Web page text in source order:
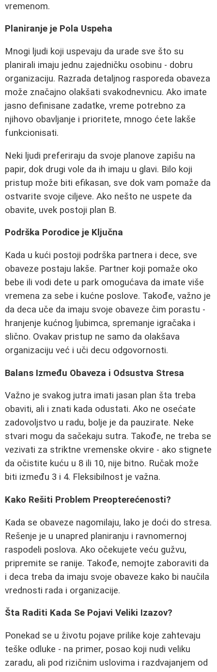
vremenom.
Planiranje je Pola Uspeha
Mnogi ljudi koji uspevaju da urade sve što su
planirali imaju jednu zajedničku osobinu - dobru
organizaciju. Razrada detaljnog rasporeda obaveza
može značajno olakšati svakodnevnicu. Ako imate
jasno definisane zadatke, vreme potrebno za
njihovo obavljanje i prioritete, mnogo ćete lakše
funkcionisati.
Neki ljudi preferiraju da svoje planove zapišu na
papir, dok drugi vole da ih imaju u glavi. Bilo koji
pristup može biti efikasan, sve dok vam pomaže da
ostvarite svoje ciljeve. Ako nešto ne uspete da
obavite, uvek postoji plan B.
Podrška Porodice je Ključna
Kada u kući postoji podrška partnera i dece, sve
obaveze postaju lakše. Partner koji pomaže oko
bebe ili vodi dete u park omogućava da imate više
vremena za sebe i kućne poslove. Takođe, važno je
da deca uče da imaju svoje obaveze čim porastu -
hranjenje kućnog ljubimca, spremanje igračaka i
slično. Ovakav pristup ne samo da olakšava
organizaciju već i uči decu odgovornosti.
Balans Između Obaveza i Odsustva Stresa
Važno je svakog jutra imati jasan plan šta treba
obaviti, ali i znati kada odustati. Ako ne osećate
zadovoljstvo u radu, bolje je da pauzirate. Neke
stvari mogu da sačekaju sutra. Takođe, ne treba se
vezivati za striktne vremenske okvire - ako stignete
da očistite kuću u 8 ili 10, nije bitno. Ručak može
biti između 3 i 4. Fleksibilnost je važna.
Kako Rešiti Problem Preopterećenosti?
Kada se obaveze nagomilaju, lako je doći do stresa.
Rešenje je u unapred planiranju i ravnomernoj
raspodeli poslova. Ako očekujete veću gužvu,
pripremite se ranije. Takođe, nemojte zaboraviti da
i deca treba da imaju svoje obaveze kako bi naučila
vrednosti rada i organizacije.
Šta Raditi Kada Se Pojavi Veliki Izazov?
Ponekad se u životu pojave prilike koje zahtevaju
teške odluke - na primer, posao koji nudi veliku
zaradu, ali pod rizičnim uslovima i razdvajanjem od